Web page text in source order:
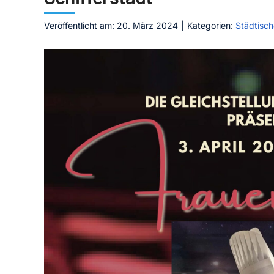
Veröffentlicht am: 20. März 2024 Kategorien: